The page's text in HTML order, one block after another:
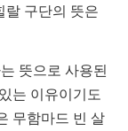
랄 구단의 뜻은
뜻으로 사용된
는 이유이기도
무함마드 빈 살